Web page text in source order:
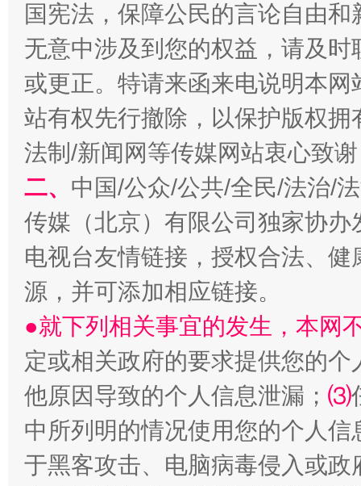
受贿1.44亿！段成刚被判无期 从幼
国宪法，保障公民的言论自由
无意中涉及到您的权益，请及
或更正。特请来函来电说明本
站有权先行撤除，以保护版权
法制/新闻网等传媒网站衷心致
二、 中国/公众/公共/全民/法治/
传媒（北京）有限公司独家协
电视台友情链接，授权合法、
源，并可添加相应链接。
●就下列相关事宜的发生，本网
定或相关政府的要求提供您的个
他原因导致的个人信息泄漏； ⑶
中所列明的情况使用您的个人
于黑客攻击、电脑病毒侵入或